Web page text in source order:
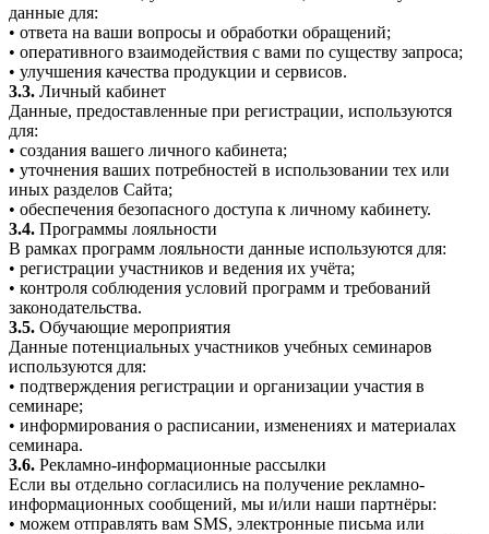
данные для:
• ответа на ваши вопросы и обработки обращений;
• оперативного взаимодействия с вами по существу запроса;
• улучшения качества продукции и сервисов.
3.3. Личный кабинет
Данные, предоставленные при регистрации, используются
для:
• создания вашего личного кабинета;
• уточнения ваших потребностей в использовании тех или
иных разделов Сайта;
• обеспечения безопасного доступа к личному кабинету.
3.4. Программы лояльности
В рамках программ лояльности данные используются для:
• регистрации участников и ведения их учёта;
• контроля соблюдения условий программ и требований
законодательства.
3.5. Обучающие мероприятия
Данные потенциальных участников учебных семинаров
используются для:
• подтверждения регистрации и организации участия в
семинаре;
• информирования о расписании, изменениях и материалах
семинара.
3.6. Рекламно-информационные рассылки
Если вы отдельно согласились на получение рекламно-
информационных сообщений, мы и/или наши партнёры:
• можем отправлять вам SMS, электронные письма или